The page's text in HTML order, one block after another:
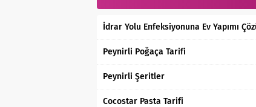
İdrar Yolu Enfeksiyonuna Ev Yapımı
Peynirli Poğaça Tarifi
Peynirli Şeritler
Cocostar Pasta Tarifi